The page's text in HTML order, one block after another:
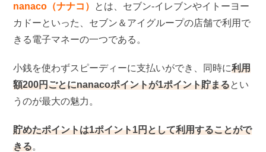
nanaco（ナナコ）
とは、セブン-イレブンやイトーヨー
カドーといった、セブン＆アイグループの店舗で利用で
きる電子マネーの一つである。
小銭を使わずスピーディーに支払いができ、同時に利用
額200円ごとにnanacoポイントが1ポイント貯まるとい
うのが最大の魅力。
貯めたポイントは1ポイント1円として利用することがで
きる。